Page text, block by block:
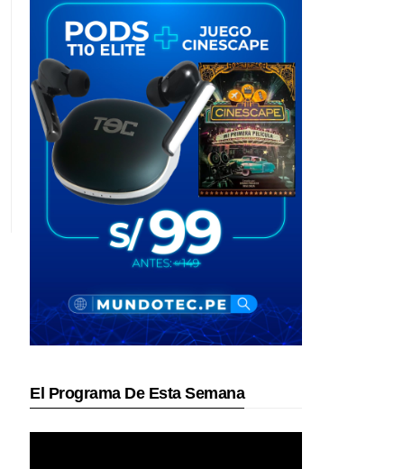
El Programa De Esta Semana